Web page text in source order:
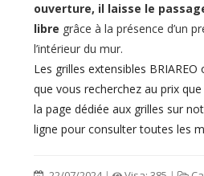
ouverture, il laisse le
libre grâce à la présence d’un
l’intérieur du mur.
Les grilles extensibles
que vous recherchez au prix
la page dédiée aux grilles sur
ligne pour consulter toutes les